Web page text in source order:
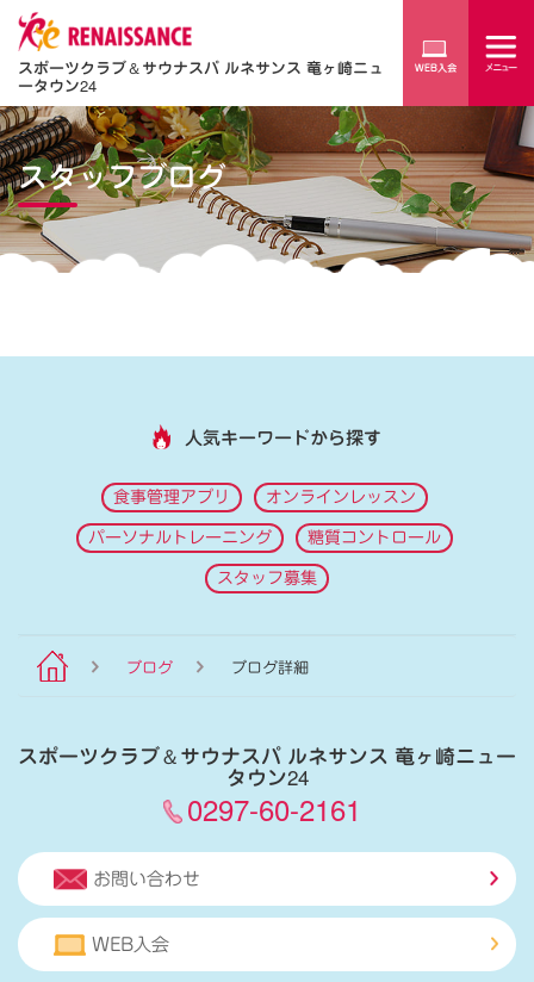
スポーツクラブ＆サウナスパ ルネサンス 竜ヶ崎ニュ
ータウン24
スタッフブログ
人気キーワードから探す
食事管理アプリ オンラインレッスン
パーソナルトレーニング 糖質コントロール
スタッフ募集
ブログ ブログ詳細
スポーツクラブ＆サウナスパ ルネサンス 竜ヶ崎ニュー
タウン24
0297-60-2161
お問い合わせ
WEB入会